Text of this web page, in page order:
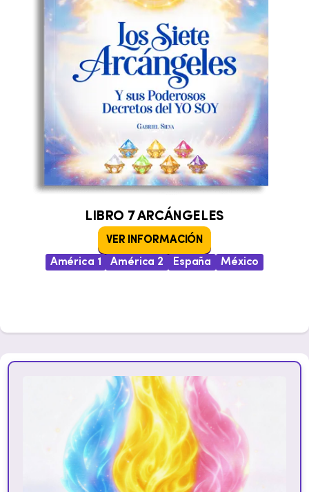
LIBRO 7 ARCÁNGELES
VER INFORMACIÓN
América 1
América 2 España México